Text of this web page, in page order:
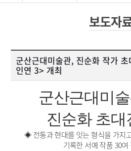
보도자
군산근대미술관, 진순화 작가
인연 3> 개최
군산근대미
진순화 초대
◈ 전통과 현대를 잇는 형식을 가지
기록한 서예 작품 30여